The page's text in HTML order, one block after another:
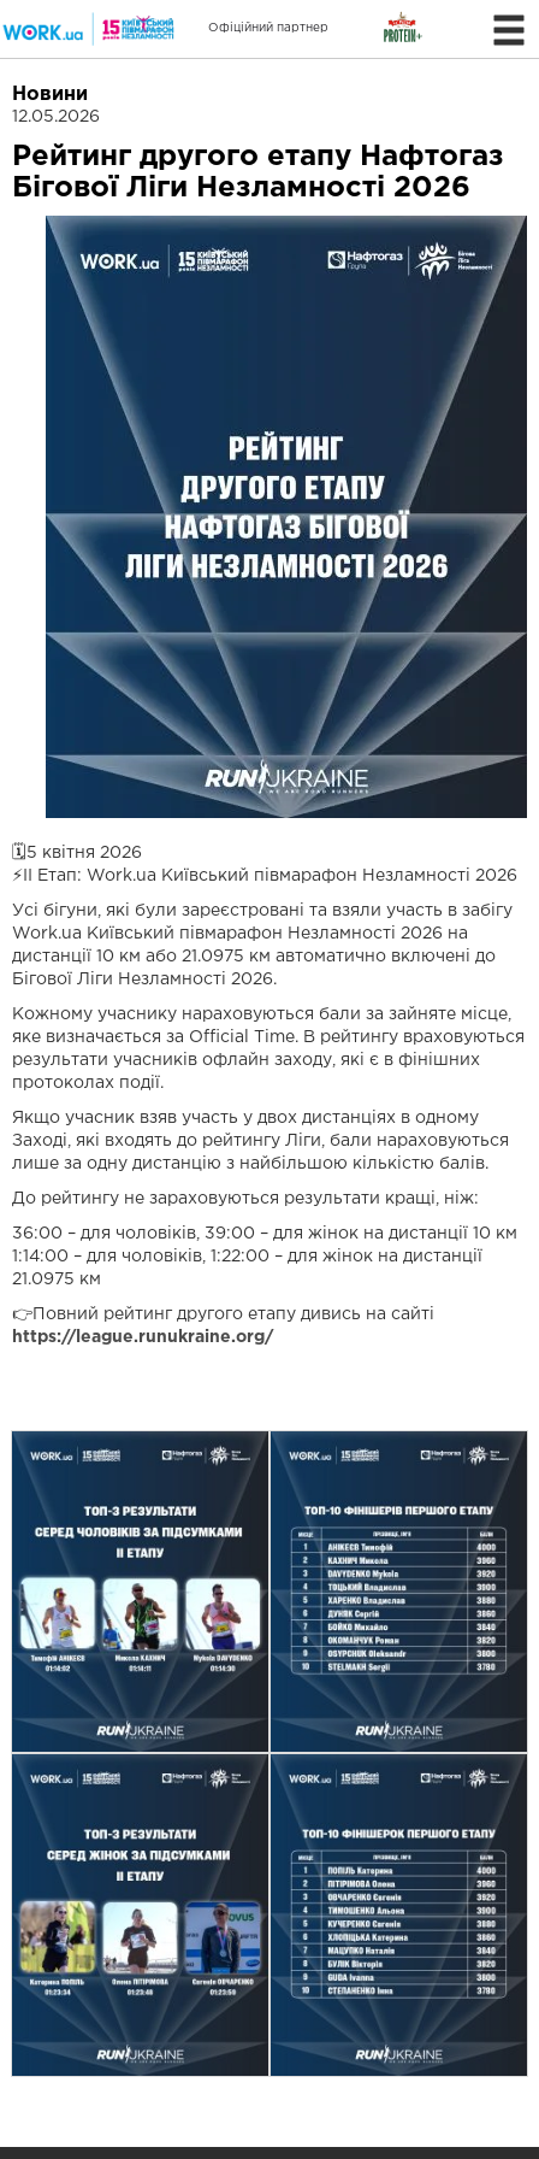
Офіційний партнер
Новини
12.05.2026
Рейтинг другого етапу Нафтогаз
Бігової Ліги Незламності 2026
🗓5 квітня 2026
⚡️ІІ Етап: Work.ua Київський півмарафон Незламності 2026
Усі бігуни, які були зареєстровані та взяли участь в забігу
Work.ua Київський півмарафон Незламності 2026 на
дистанції 10 км або 21.0975 км автоматично включені до
Бігової Ліги Незламності 2026.
Кожному учаснику нараховуються бали за зайняте місце,
яке визначається за Official Time. В рейтингу враховуються
результати учасників офлайн заходу, які є в фінішних
протоколах події.
Якщо учасник взяв участь у двох дистанціях в одному
Заході, які входять до рейтингу Ліги, бали нараховуються
лише за одну дистанцію з найбільшою кількістю балів.
До рейтингу не зараховуються результати кращі, ніж:
36:00 – для чоловіків, 39:00 – для жінок на дистанції 10 км
1:14:00 – для чоловіків, 1:22:00 – для жінок на дистанції
21.0975 км
👉Повний рейтинг другого етапу дивись на сайті
https://league.runukraine.org/